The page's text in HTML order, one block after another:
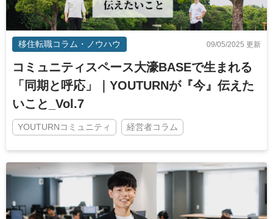
移住転職コラム・ノウハウ 09/05/2025 更新
コミュニティスペース大濠BASEで生まれる
「同期と呼応」｜YOUTURNが『今』伝えた
いこと_Vol.7
YOUTURNコミュニティ 経営者コラム